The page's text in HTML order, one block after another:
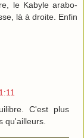
le Kabyle arabo-
là à droite. Enfin
C'est plus
qu'ailleurs.